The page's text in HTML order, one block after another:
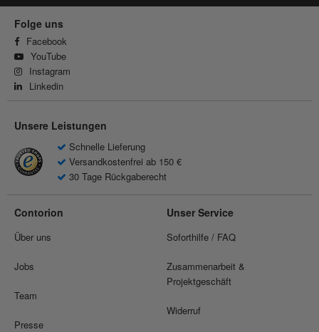
Folge uns
Facebook
YouTube
Instagram
Linkedin
Unsere Leistungen
Schnelle Lieferung
Versandkostenfrei ab 150 €
30 Tage Rückgaberecht
Contorion
Über uns
Jobs
Team
Presse
Unser Service
Soforthilfe / FAQ
Zusammenarbeit &
Projektgeschäft
Widerruf